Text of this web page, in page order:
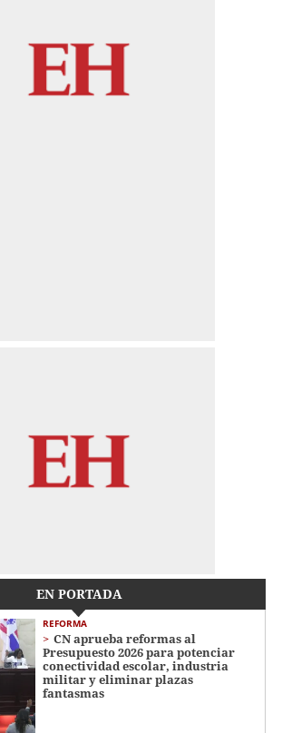
EN PORTADA
REFORMA
CN aprueba reformas al
Presupuesto 2026 para potenciar
conectividad escolar, industria
militar y eliminar plazas
fantasmas